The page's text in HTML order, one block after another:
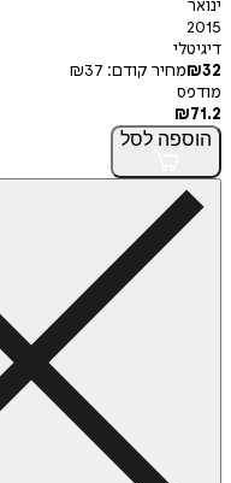
ינואר
2015
דיגיטלי
₪32 מחיר קודם: ₪37
מודפס
₪71.2
הוספה לסל